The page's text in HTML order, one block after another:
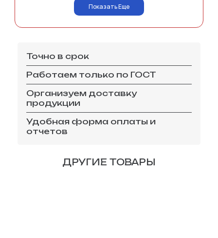
Показать Еще
Точно в срок
Работаем только по ГОСТ
Организуем доставку
продукции
Удобная форма оплаты и
отчетов
ДРУГИЕ ТОВАРЫ